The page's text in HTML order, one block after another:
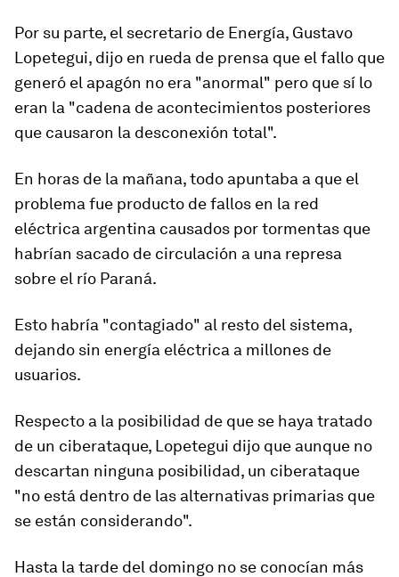
Por su parte, el secretario de Energía, Gustavo
Lopetegui, dijo en rueda de prensa que el fallo que
generó el apagón no era "anormal" pero que sí lo
eran la "cadena de acontecimientos posteriores
que causaron la desconexión total".
En horas de la mañana, todo apuntaba a que el
problema fue producto defallos en la red
eléctrica argentina causados por tormentas que
habrían sacado de circulación a una represa
sobre el río Paraná.
Esto habría "contagiado" al resto del sistema,
dejando sin energía eléctrica a millones de
usuarios.
Respecto a la posibilidad de que se haya tratado
de un ciberataque, Lopetegui dijo que aunque no
descartan ninguna posibilidad, un ciberataque
"no está dentro de las alternativas primarias que
se están considerando".
Hasta la tarde del domingo no se conocían más